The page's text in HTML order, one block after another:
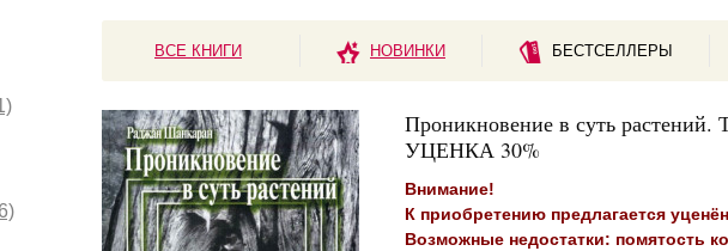
ВСЕ КНИГИ НОВИНКИ БЕСТСЕЛЛЕРЫ
Проникновение в суть
УЦЕНКА 30%
Внимание!
К приобретению предлагается
Возможные недостатки: помятость